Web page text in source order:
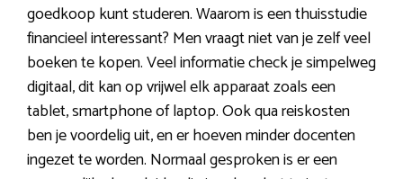
goedkoop kunt studeren. Waarom is een thuisstudie
financieel interessant? Men vraagt niet van je zelf veel
boeken te kopen. Veel informatie check je simpelweg
digitaal, dit kan op vrijwel elk apparaat zoals een
tablet, smartphone of laptop. Ook qua reiskosten
ben je voordelig uit, en er hoeven minder docenten
ingezet te worden. Normaal gesproken is er een